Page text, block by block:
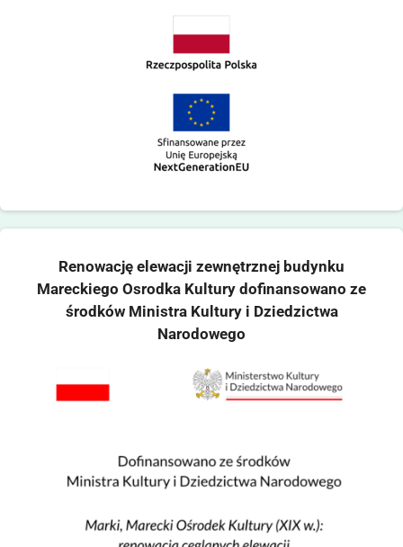
Renowację elewacji zewnętrznej budynku
Mareckiego Osrodka Kultury dofinansowano ze
środków Ministra Kultury i Dziedzictwa
Narodowego